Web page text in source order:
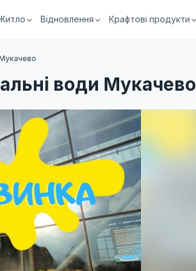
Відновлення Крафтові продукти
води Мукачево